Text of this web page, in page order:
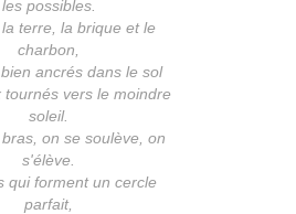
les possibles.
terre, la brique et le
charbon,
ancrés dans le sol
tournés vers le moindre
soleil.
on se soulève, on
s'élève.
qui forment un cercle
parfait,